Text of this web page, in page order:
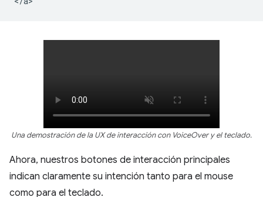
Una demostración de la UX de interacción con VoiceOver y el teclado.
Ahora, nuestros botones de interacción principales
indican claramente su intención tanto para el mouse
como para el teclado.